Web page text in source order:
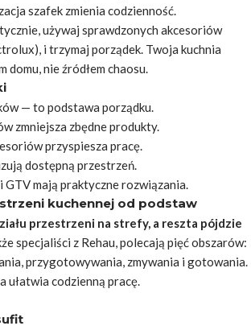
szafek zmienia codzienność.
używaj sprawdzonych akcesoriów
i trzymaj porządek. Twoja kuchnia
domu, nie źródłem chaosu.
— to podstawa porządku.
zmniejsza zbędne produkty.
przyspiesza pracę.
dostępną przestrzeń.
GTV mają praktyczne rozwiązania.
kuchennej od podstaw
przestrzeni na strefy, a reszta pójdzie
specjaliści z Rehau, polecają pięć obszarów:
przygotowywania, zmywania i gotowania.
ułatwia codzienną pracę.